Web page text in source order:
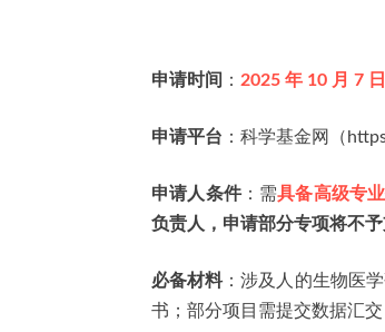
申请时间 ： 2025 年 10 月 7
申请平台 ：科学基金网（
申请人条件：需具备高级专
负责人，申请部分专项将不
必备材料：涉及人的生物医
书；部分项目需提交数据汇交